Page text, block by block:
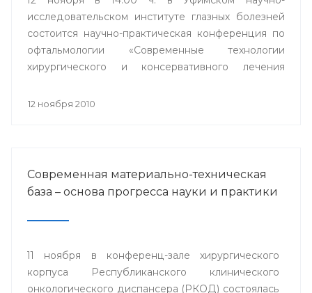
исследовательском институте глазных болезней
состоится научно-практическая конференция по
офтальмологии «Современные технологии
хирургического и консервативного лечения
участием.
12 ноября 2010
Современная материально-техническая
база – основа прогресса науки и практики
11 ноября в конференц-зале хирургического
корпуса Республиканского клинического
онкологического диспансера (РКОД) состоялась